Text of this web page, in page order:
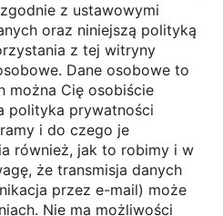
z ustawowymi
oraz niniejszą polityką
z tej witryny
Dane osobowe to
można Cię osobiście
polityka prywatności
i do czego je
również, jak to robimy i w
że transmisja danych
przez e-mail) może
Nie ma możliwości